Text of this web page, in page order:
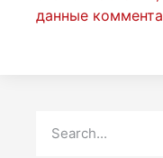
данные